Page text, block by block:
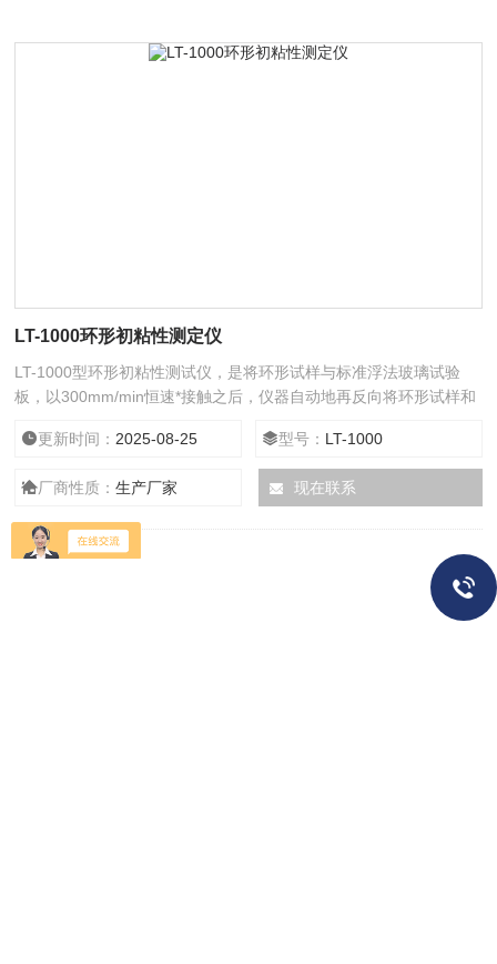
LT-1000环形初粘性测定仪
LT-1000型环形初粘性测试仪，是将环形试样与标准浮法玻璃试验
板，以300mm/min恒速*接触之后，仪器自动地再反向将环形试样和
所测试样的环形初粘力。
更新时间： 2025-08-25 型号： LT-1000
厂商性质：生产厂家 现在联系